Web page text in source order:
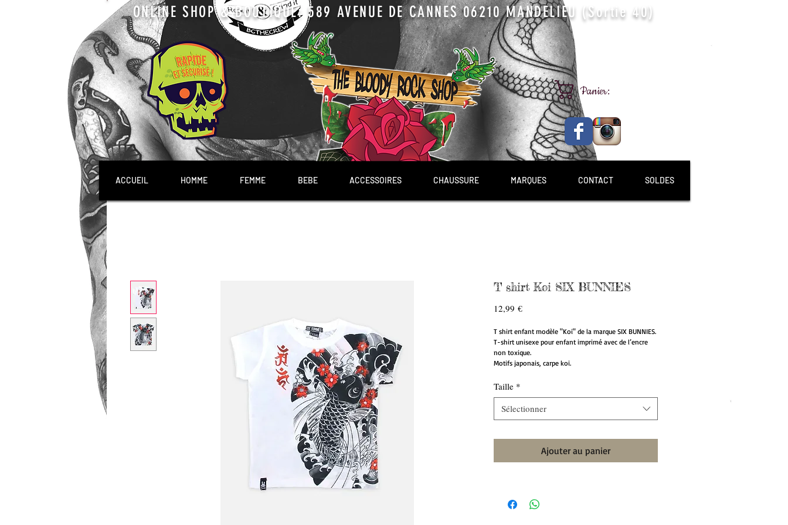
ONLINE SHOP & BOUTIQUE: 589 AVENUE DE CANNES 06210 MANDELIEU (Sortie 40)
Panier:
ACCUEIL HOMME FEMME BEBE ACCESSOIRES CHAUSSURE MARQUES CONTACT SOLDES
T shirt Koi SIX BUNNIES
12,99 €Prix
T shirt enfant modèle "Koi" de la marque SIX BUNNIES.
T-shirt unisexe pour enfant imprimé avec de l’encre
non toxique.
Motifs japonais, carpe koi.
Taille *
Sélectionner
Ajouter au panier